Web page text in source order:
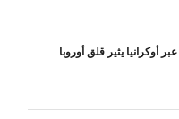
أوكرانيا يثير قلق أوروبا